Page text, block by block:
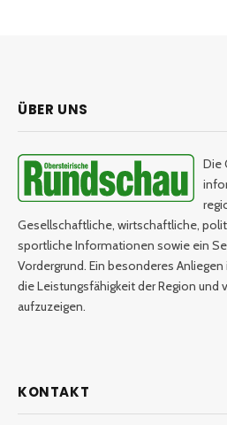
ÜBER UNS
Die
Gesellschaftliche, wirtschaftliche,
sportliche Informationen sowie ein
Vordergrund. Ein besonderes
die Leistungsfähigkeit der Region und
aufzuzeigen.
KONTAKT